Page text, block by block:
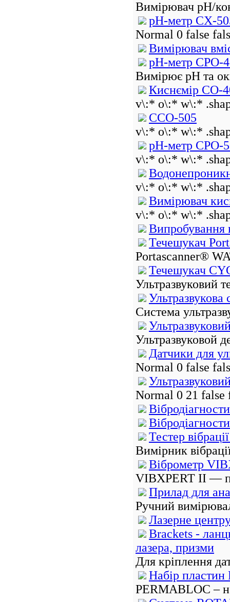
Вимірювач pH/
рН-метр CX-
Normal 0 false
Вимірювач
рН-метр CPО-
Вимірює рН та
Киснємір CО-
v\:* o\:* w\:*
ССО-505
v\:* o\:* w\:*
рН-метр CPО-
v\:* o\:* w\:*
v\:* o\:* w\:*
Вимірювач
v\:* o\:* w\:*
Випробування
Течешукач
Portascanner®
Течешукач
Ультразвуковий
Ультразвукова
Система
Ультразвуковой
Датчики для
Normal 0 false
Normal 0 21
Тестер
Вимірник
Віброметр
VIBXPERT II —
Прилад для
Ручний
Лазерне
Brackets -
лазера, призми
Для кріплення
Набір
PERMABLOC –